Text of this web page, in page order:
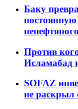
Баку
Против
Исламабад
SOFAZ
не раскрыл